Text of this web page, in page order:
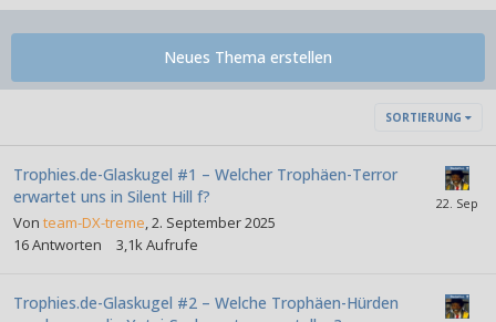
Neues Thema erstellen
SORTIERUNG
Trophies.de-Glaskugel #1 – Welcher Trophäen-Terror
erwartet uns in Silent Hill f?
Von team-DX-treme 2. September 2025
16Antworten 3,1k Aufrufe
Trophies.de-Glaskugel #2 – Welche Trophäen-Hürden